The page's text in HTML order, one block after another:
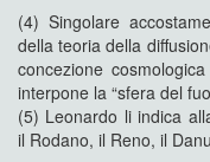
(4) Singolare
della teoria della
concezione
interpone la “sfera del
(5) Leonardo li indica
il Rodano, il Reno, il